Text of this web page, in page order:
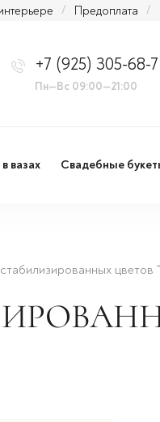
/ Предоплата /
+7 (925) 305-68-
Пн—Вс 09:00—21:00
вазах Свадебные
цветов